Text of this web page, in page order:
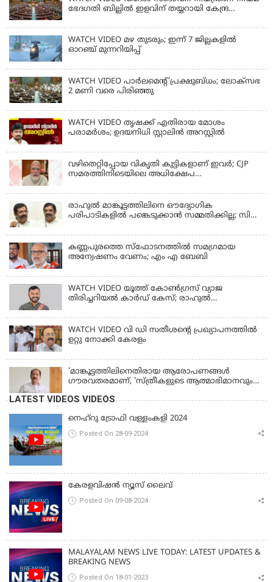
ഭേദഗതി ബില്ലില്‍ ഇളവിന് തയ്യറായി കേന്ദ്ര
WATCH VIDEO മഴ തുടരും; ഇന്ന് 7 ജില്ലകളിൽ
ഓറഞ്ച് മുന്നറിയിപ്പ്
WATCH VIDEO പാർലമെൻ്റ് പ്രക്ഷുബ്ധം; ലോക്സഭ
2 മണി വരെ പിരിഞ്ഞു
WATCH VIDEO തൃഷക്ക് എതിരായ മോശം
പരാമര്‍ശം; ഉദയനിധി സ്റ്റാലിൻ അറസ്റ്റിൽ
വഴിതെറ്റിപ്പോയ വികൃതി കുട്ടികളാണ് ഇവര്‍; CJP
സമരത്തിനിടെയിലെ അധിക്ഷേപ
രാഹുല്‍ മാങ്കൂട്ടത്തിലിനെ ഔദ്യോഗിക
പരിപാടികളില്‍ പങ്കെടുക്കാന്‍ സമ്മതിക്കില്ല; സി
കണ്ണപുരത്തെ സ്‌ഫോടനത്തില്‍ സമഗ്രമായ
അന്വേഷണം വേണം; എം എ ബേബി
WATCH VIDEO യൂത്ത് കോൺഗ്രസ് വ്യാജ
തിരിച്ചറിയൽ കാർഡ് കേസ്; രാഹുൽ
WATCH VIDEO വി ഡി സതീശൻ്റെ പ്രഖ്യാപനത്തിൽ
ഉറ്റു നോക്കി കേരളം
'മാങ്കൂട്ടത്തിലിനെതിരായ ആരോപണങ്ങള്‍
ഗൗരവതരമാണ്, 'സ്ത്രീകളുടെ ആത്മാഭിമാനവും
LATEST VIDEOS VIDEOS
നെഹ്‌റു ട്രോഫി വള്ളംകളി 2024
Posted On 28-09-2024
കേരളവിഷൻ ന്യൂസ് ലൈവ്
Posted On 09-08-2024
MALAYALAM NEWS LIVE TODAY: LATEST UPDATES &
BREAKING NEWS
Posted On 18-01-2023